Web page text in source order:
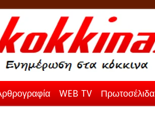
WEB TV Πρωτοσέλιδα